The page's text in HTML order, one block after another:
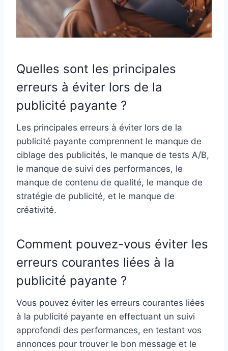
Quelles sont les principales
erreurs à éviter lors de la
publicité payante ?
Les principales erreurs à éviter lors de la
publicité payante comprennent le manque de
ciblage des publicités, le manque de tests A/B,
le manque de suivi des performances, le
manque de contenu de qualité, le manque de
stratégie de publicité, et le manque de
créativité.
Comment pouvez-vous éviter les
erreurs courantes liées à la
publicité payante ?
Vous pouvez éviter les erreurs courantes liées
à la publicité payante en effectuant un suivi
approfondi des performances, en testant vos
annonces pour trouver le bon message et le